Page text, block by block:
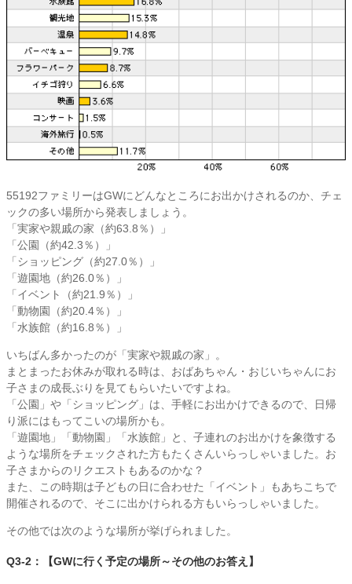
55192ファミリーはGWにどんなところにお出かけされるのか、チェ
ックの多い場所から発表しましょう。
「実家や親戚の家（約63.8％）」
「公園（約42.3％）」
「ショッピング（約27.0％）」
「遊園地（約26.0％）」
「イベント（約21.9％）」
「動物園（約20.4％）」
「水族館（約16.8％）」
いちばん多かったのが「実家や親戚の家」。
まとまったお休みが取れる時は、おばあちゃん・おじいちゃんにお
子さまの成長ぶりを見てもらいたいですよね。
「公園」や「ショッピング」は、手軽にお出かけできるので、日帰
り派にはもってこいの場所かも。
「遊園地」「動物園」「水族館」と、子連れのお出かけを象徴する
ような場所をチェックされた方もたくさんいらっしゃいました。お
子さまからのリクエストもあるのかな？
また、この時期は子どもの日に合わせた「イベント」もあちこちで
開催されるので、そこに出かけられる方もいらっしゃいました。
その他では次のような場所が挙げられました。
Q3-2：【GWに行く予定の場所～その他のお答え】